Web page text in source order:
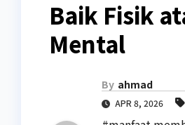
Baik Fisik
Mental
By ahmad
APR 8, 2026